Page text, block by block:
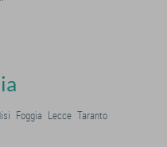
Foggia Lecce Taranto